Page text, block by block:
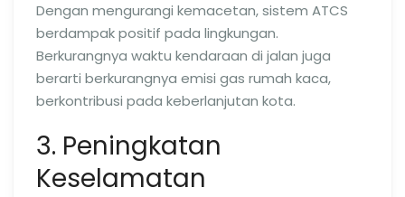
Dengan mengurangi kemacetan, sistem ATCS
berdampak positif pada lingkungan.
Berkurangnya waktu kendaraan di jalan juga
berarti berkurangnya emisi gas rumah kaca,
berkontribusi pada keberlanjutan kota.
3. Peningkatan
Keselamatan